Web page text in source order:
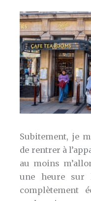
Subitement, je
de rentrer à
au moins
une heure sur
complètement